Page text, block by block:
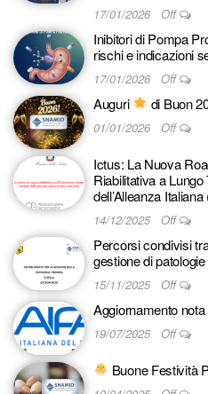
17/01/2026 Off
Inibitori di Pompa
rischi e indicazioni
17/01/2026 Off
Auguri di Buon
01/01/2026 Off
Ictus: La Nuova
Riabilitativa a
dell’Alleanza
14/12/2025 Off
Percorsi condivisi
gestione di
15/11/2025 Off
Aggiornamento
19/07/2025 Off
Buone Festività